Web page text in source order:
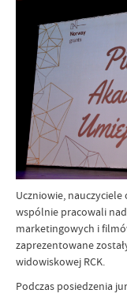
Uczniowie,
wspólnie pracowali
marketingowych i
zaprezentowane
widowiskowej RCK.
Podczas posiedzenia